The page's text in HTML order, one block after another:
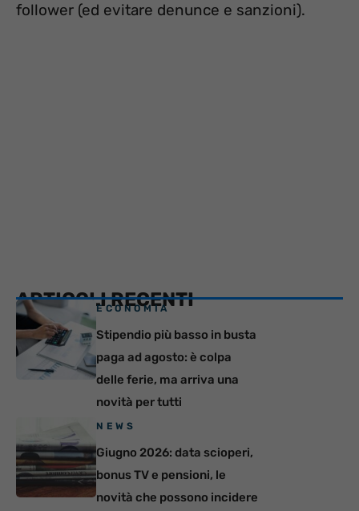
follower (ed evitare denunce e sanzioni).
ARTICOLI RECENTI
ECONOMIA
Stipendio più basso in busta
paga ad agosto: è colpa
delle ferie, ma arriva una
novità per tutti
NEWS
Giugno 2026: data scioperi,
bonus TV e pensioni, le
novità che possono incidere